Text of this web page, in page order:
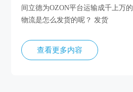
间立德为OZON平台运输成千上万
物流是怎么发货的呢？ 发货
查看更多内容